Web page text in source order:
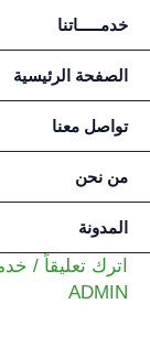
تخطي
إلى
المحتوى
خدمـــــاتنا
الصفحة الرئيسية
تواصل معنا
من نحن
المدونة
اترك تعليقاً /
ADMIN